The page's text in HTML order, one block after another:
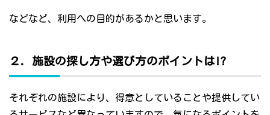
などなど、利用への目的があるかと思います。
２．施設の探し方や選び方のポイントは!?
それぞれの施設により、得意としていることや提供してい